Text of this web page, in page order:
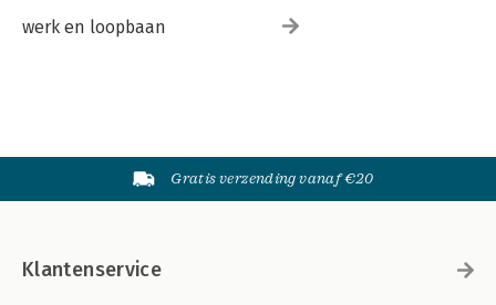
werk en loopbaan
Gratis verzending vanaf €20
Klantenservice